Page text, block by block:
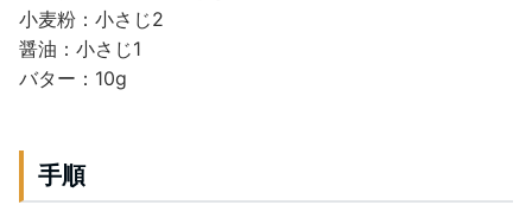
小麦粉：小さじ2
醤油：小さじ1
バター：10g
手順